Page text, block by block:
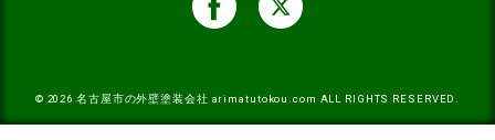
© 2026名古屋市の外壁塗装会社 arimatutokou.com ALL RIGHTS RESERVED.